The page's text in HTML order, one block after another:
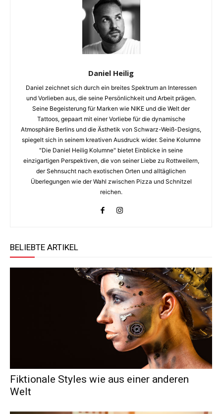
Daniel Heilig
Daniel zeichnet sich durch ein breites Spektrum an Interessen
und Vorlieben aus, die seine Persönlichkeit und Arbeit prägen.
Seine Begeisterung für Marken wie NIKE und die Welt der
Tattoos, gepaart mit einer Vorliebe für die dynamische
Atmosphäre Berlins und die Ästhetik von Schwarz-Weiß-Designs,
spiegelt sich in seinem kreativen Ausdruck wider. Seine Kolumne
"Die Daniel Heilig Kolumne" bietet Einblicke in seine
einzigartigen Perspektiven, die von seiner Liebe zu Rottweilern,
der Sehnsucht nach exotischen Orten und alltäglichen
Überlegungen wie der Wahl zwischen Pizza und Schnitzel
reichen.
BELIEBTE ARTIKEL
Fiktionale Styles wie aus einer anderen
Welt